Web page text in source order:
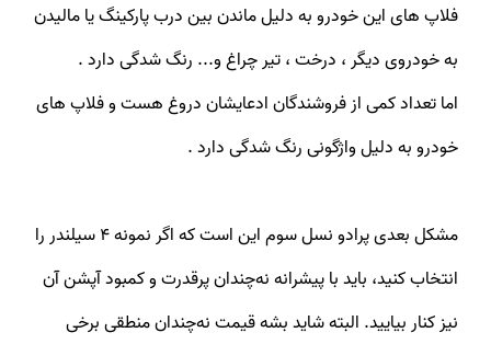
فلاپ های این خودرو به دلیل ماندن بین درب پارکینگ یا مالیدن
به خودروی دیگر ، درخت ، تیر چراغ و... رنگ شدگی دارد .
اما تعداد کمی از فروشندگان ادعایشان دروغ هست و فلاپ های
خودرو به دلیل واژگونی رنگ شدگی دارد .
مشکل بعدی پرادو نسل سوم این است که اگر نمونه 4 سیلندر را
انتخاب کنید، باید با پیشرانه نه‌چندان پرقدرت و کمبود آپشن آن
نیز کنار بیایید. البته شاید بشه قیمت نه‌چندان منطقی برخی